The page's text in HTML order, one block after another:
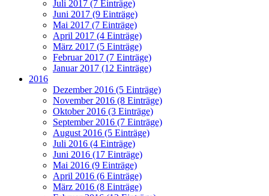
Juli 2017 (7 Einträge)
Juni 2017 (9 Einträge)
Mai 2017 (7 Einträge)
April 2017 (4 Einträge)
März 2017 (5 Einträge)
Februar 2017 (7 Einträge)
Januar 2017 (12 Einträge)
2016
Dezember 2016 (5 Einträge)
November 2016 (8 Einträge)
Oktober 2016 (3 Einträge)
September 2016 (7 Einträge)
August 2016 (5 Einträge)
Juli 2016 (4 Einträge)
Juni 2016 (17 Einträge)
Mai 2016 (9 Einträge)
April 2016 (6 Einträge)
März 2016 (8 Einträge)